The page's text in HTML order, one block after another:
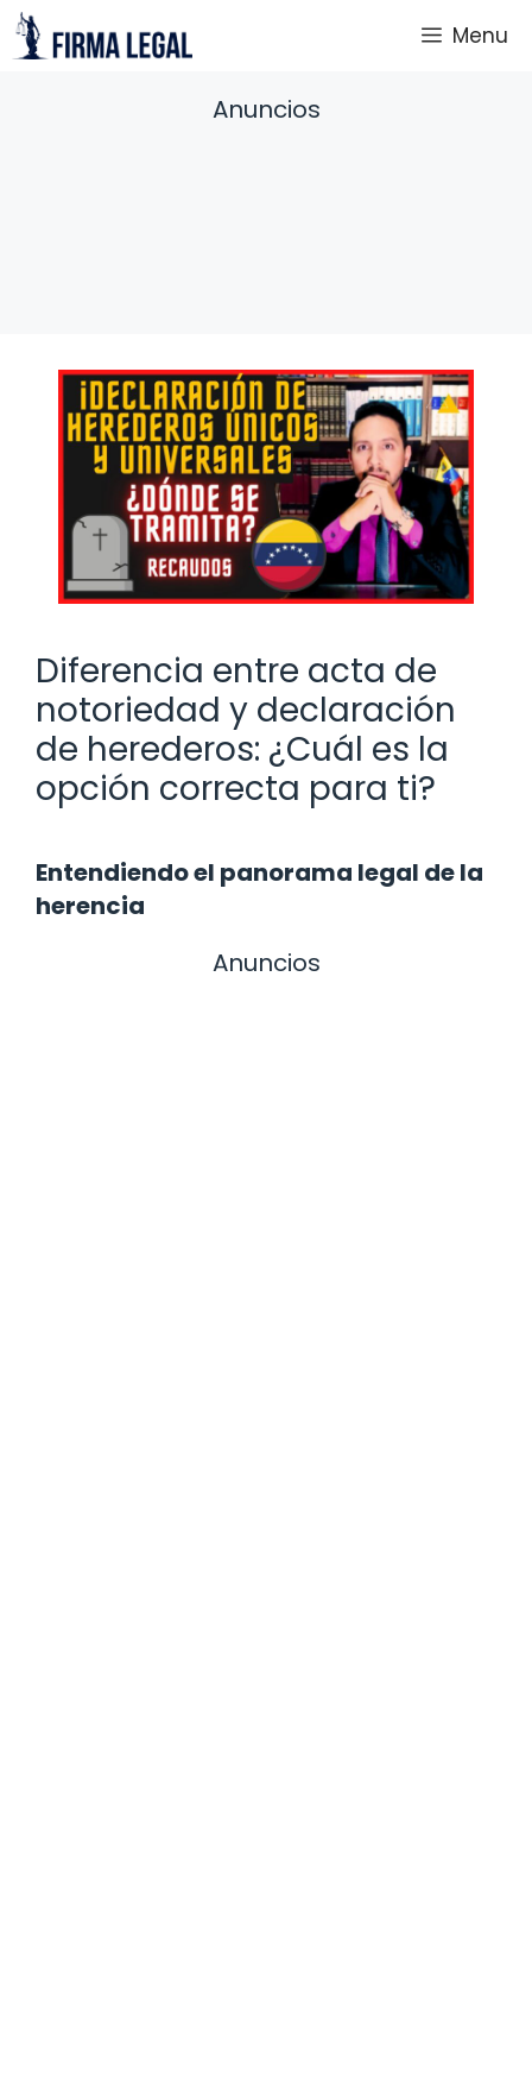
Saltar
al
Menu
Anuncios
Diferencia entre acta de
notoriedad y declaración
de herederos: ¿Cuál es la
opción correcta para ti?
Entendiendo el panorama legal de la
herencia
Anuncios